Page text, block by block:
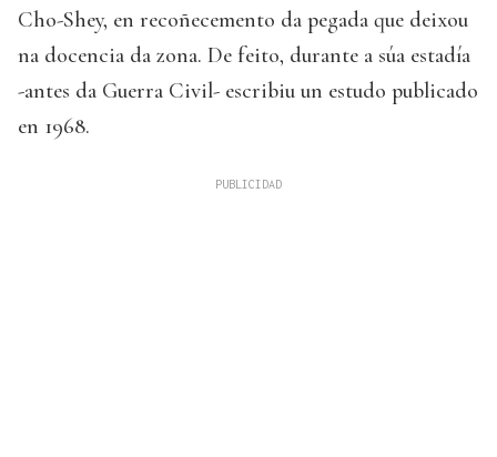
Cho-Shey, en recoñecemento da pegada que deixou
na docencia da zona. De feito, durante a súa estadía
-antes da Guerra Civil- escribiu un estudo publicado
en 1968.